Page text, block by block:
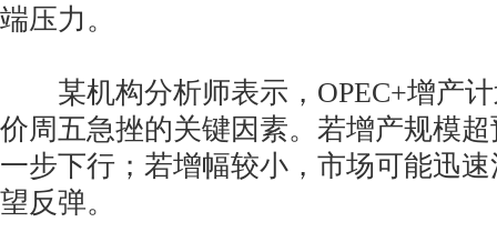
端压力。
某机构分析师表示，OPEC+增产计
价周五急挫的关键因素。若增产规模
一步下行；若增幅较小，市场可能迅
望反弹。